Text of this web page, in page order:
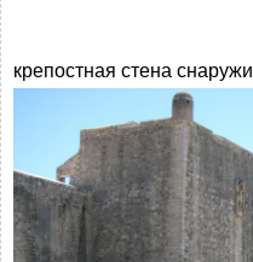
крепостная стена снаружи